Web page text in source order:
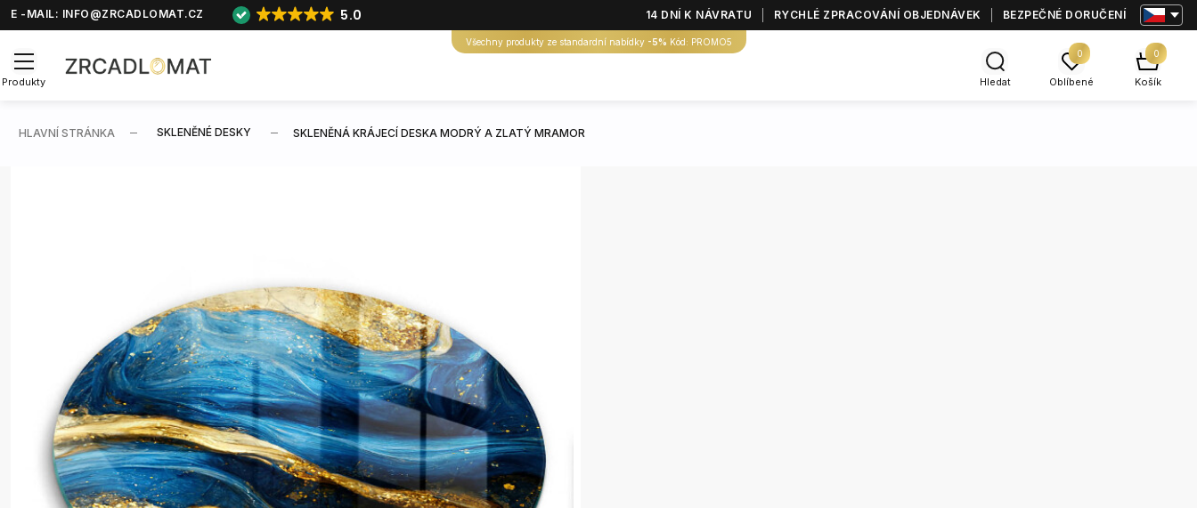
E -MAIL: INFO@ZRCADLOMAT.CZ 5.0 14 DNÍ K NÁVRATU RYCHLÉ ZPRACOVÁNÍ OBJEDNÁVEK BEZPEČNÉ DORUČENÍ
Všechny produkty ze standardní nabídky -5% Kód: PROMO5
Produkty Hledat
0
Oblíbené
0
Košík
HLAVNÍ STRÁNKA SKLENĚNÉ DESKY SKLENĚNÁ KRÁJECÍ DESKA MODRÝ A ZLATÝ MRAMOR